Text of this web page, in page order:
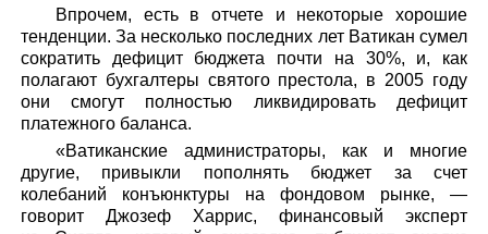
Впрочем, есть в отчете и некоторые хорошие
тенденции. За несколько последних лет Ватикан сумел
сократить дефицит бюджета почти на 30%, и, как
полагают бухгалтеры святого престола, в 2005 году
они смогут полностью ликвидировать дефицит
платежного баланса.
«Ватиканские администраторы, как и многие
другие, привыкли пополнять бюджет за счет
колебаний конъюнктуры на фондовом рынке, —
говорит Джозеф Харрис, финансовый эксперт